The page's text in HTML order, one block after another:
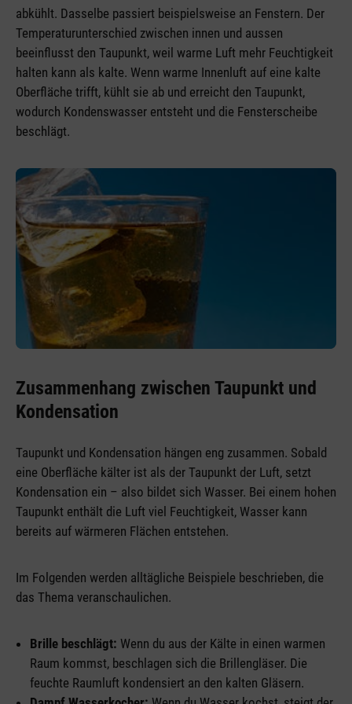
abkühlt. Dasselbe passiert beispielsweise an Fenstern. Der
Temperaturunterschied zwischen innen und aussen
beeinflusst den Taupunkt, weil warme Luft mehr Feuchtigkeit
halten kann als kalte. Wenn warme Innenluft auf eine kalte
Oberfläche trifft, kühlt sie ab und erreicht den Taupunkt,
wodurch Kondenswasser entsteht und die Fensterscheibe
beschlägt.
Zusammenhang zwischen Taupunkt und
Kondensation
Taupunkt und Kondensation hängen eng zusammen. Sobald
eine Oberfläche kälter ist als der Taupunkt der Luft, setzt
Kondensation ein – also bildet sich Wasser. Bei einem hohen
Taupunkt enthält die Luft viel Feuchtigkeit, Wasser kann
bereits auf wärmeren Flächen entstehen.
Im Folgenden werden alltägliche Beispiele beschrieben, die
das Thema veranschaulichen.
Brille beschlägt: Wenn du aus der Kälte in einen warmen
Raum kommst, beschlagen sich die Brillengläser. Die
feuchte Raumluft kondensiert an den kalten Gläsern.